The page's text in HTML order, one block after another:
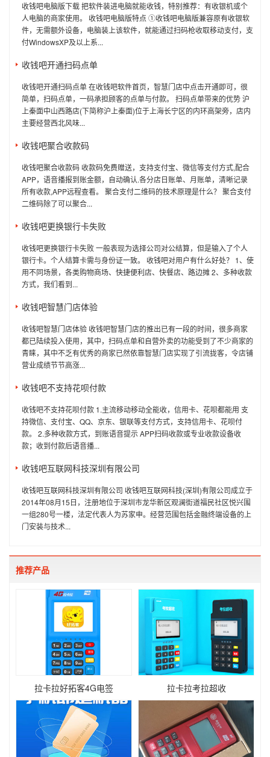
收钱吧电脑版下载 把软件装进电脑就能收钱，特别推荐：有收银机或个
人电脑的商家使用。 收钱吧电脑版特点 ①收钱吧电脑版兼容原有收银软
件，无需额外设备，电脑装上该软件，就能通过扫码枪收取移动支付，支
付WindowsXP及以上系...
收钱吧开通扫码点单
收钱吧开通扫码点单 在收钱吧软件首页，智慧门店中点击开通即可，很
简单，扫码点单，一码承担顾客的点单与付款。 扫码点单带来的优势 沪
上秦面中山西路店(下简称沪上秦面)位于上海长宁区的内环高架旁，店内
主要经营西北风味...
收钱吧聚合收款码
收钱吧聚合收款码 收款码免费赠送，支持支付宝、微信等支付方式,配合
APP，语音播报到账金额，自动确认.各分店日账单、月账单，清晰记录
所有收款,APP远程查看。 聚合支付二维码的技术原理是什么？ 聚合支付
二维码除了可以聚合...
收钱吧更换银行卡失败
收钱吧更换银行卡失败 一般表现为选择公司对公结算，但是输入了个人
银行卡。个人结算卡需与身份证一致。 收钱吧对用户有什么好处？ 1、使
用不同场景，各类购物商场、快捷便利店、快餐店、路边摊 2、多种收款
方式，我们看到...
收钱吧智慧门店体验
收钱吧智慧门店体验 收钱吧智慧门店的推出已有一段的时间，很多商家
都已陆续投入使用，其中，扫码点单和自营外卖的功能受到了不少商家的
青睐，其中不乏有优秀的商家已然依靠智慧门店实现了引流拢客，令店铺
营业成绩节节高涨...
收钱吧不支持花呗付款
收钱吧不支持花呗付款 1.主流移动移动全能收，信用卡、花呗都能用 支
持微信、支付宝、QQ、京东、银联等支付方式，支持信用卡、花呗付
款。 2.多种收款方式，到账语音提示 APP扫码收款或专业收款设备收
款；收到付款后语音播...
收钱吧互联网科技深圳有限公司
收钱吧互联网科技深圳有限公司 收钱吧互联网科技(深圳)有限公司成立于
2014年08月15日，注册地位于深圳市龙华新区观澜街道福民社区悦兴围
一组280号一楼，法定代表人为苏家申。经营范围包括金融终端设备的上
门安装与技术...
推荐产品
拉卡拉好拓客4G电签 拉卡拉考拉超收